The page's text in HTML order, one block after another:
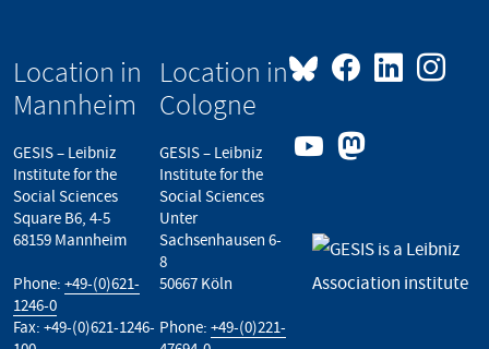
Location in
Mannheim
GESIS – Leibniz
Institute for the
Social Sciences
Square B6, 4-5
68159 Mannheim
Phone: +49-(0)621-
1246-0
Fax: +49-(0)621-1246-
Location in
Cologne
GESIS – Leibniz
Institute for the
Social Sciences
Unter
Sachsenhausen 6-
8
50667 Köln
Phone:+49-(0)221-